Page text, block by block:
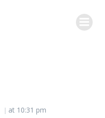
| at 10:31 pm